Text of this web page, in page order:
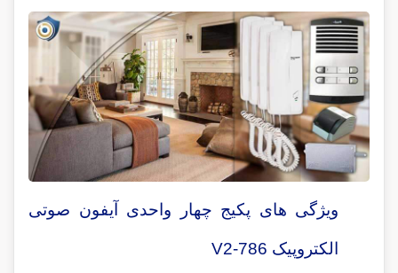
ویژگی های پکیج چهار واحدی آیفون صوتی
الکتروپیک V2-786